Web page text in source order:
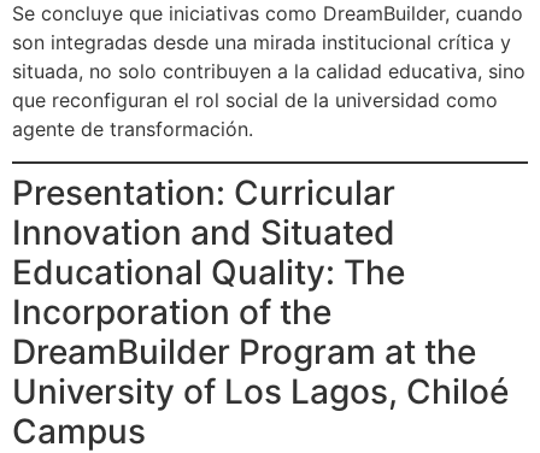
Se concluye que iniciativas como DreamBuilder, cuando
son integradas desde una mirada institucional crítica y
situada, no solo contribuyen a la calidad educativa, sino
que reconfiguran el rol social de la universidad como
agente de transformación.
Presentation: Curricular
Innovation and Situated
Educational Quality: The
Incorporation of the
DreamBuilder Program at the
University of Los Lagos, Chiloé
Campus